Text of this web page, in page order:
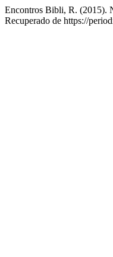
Encontros Bibli, R. (2015).
Recuperado de https://